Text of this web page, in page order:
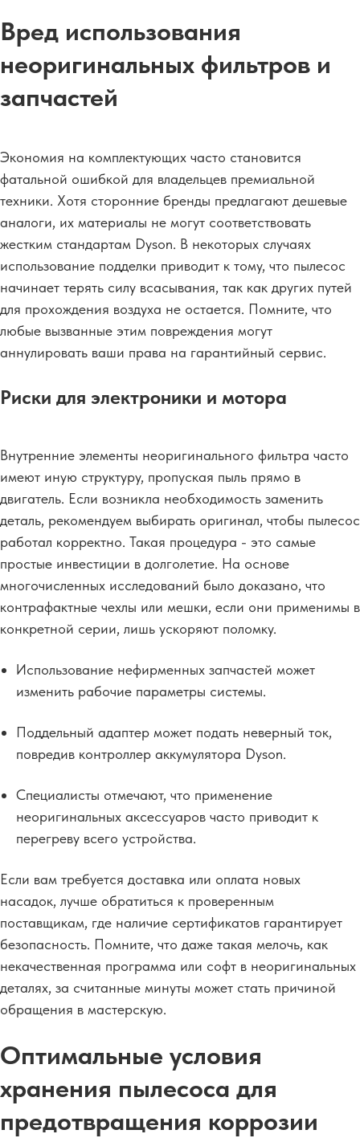
Вред использования
неоригинальных фильтров и
запчастей
Экономия на комплектующих часто становится
фатальной ошибкой для владельцев премиальной
техники. Хотя сторонние бренды предлагают дешевые
аналоги, их материалы не могут соответствовать
жестким стандартам Dyson. В некоторых случаях
использование подделки приводит к тому, что пылесос
начинает терять силу всасывания, так как других путей
для прохождения воздуха не остается. Помните, что
любые вызванные этим повреждения могут
аннулировать ваши права на гарантийный сервис.
Риски для электроники и мотора
Внутренние элементы неоригинального фильтра часто
имеют иную структуру, пропуская пыль прямо в
двигатель. Если возникла необходимость заменить
деталь, рекомендуем выбирать оригинал, чтобы пылесос
работал корректно. Такая процедура - это самые
простые инвестиции в долголетие. На основе
многочисленных исследований было доказано, что
контрафактные чехлы или мешки, если они применимы в
конкретной серии, лишь ускоряют поломку.
Использование нефирменных запчастей может
изменить рабочие параметры системы.
Поддельный адаптер может подать неверный ток,
повредив контроллер аккумулятора Dyson.
Специалисты отмечают, что применение
неоригинальных аксессуаров часто приводит к
перегреву всего устройства.
Если вам требуется доставка или оплата новых
насадок, лучше обратиться к проверенным
поставщикам, где наличие сертификатов гарантирует
безопасность. Помните, что даже такая мелочь, как
некачественная программа или софт в неоригинальных
деталях, за считанные минуты может стать причиной
обращения в мастерскую.
Оптимальные условия
хранения пылесоса для
предотвращения коррозии